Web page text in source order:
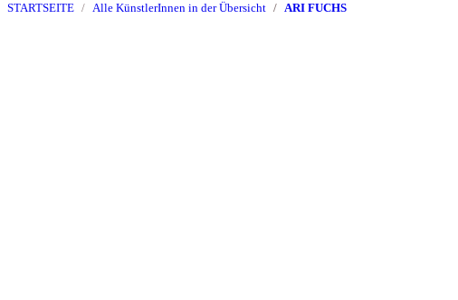
STARTSEITE Alle KünstlerInnen in der Übersicht ARI FUCHS